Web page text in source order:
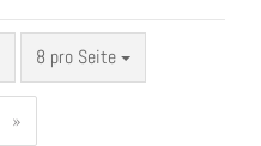
8 pro Seite
pro Seite
»